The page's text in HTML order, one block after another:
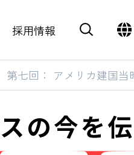
採用情報
七回： アメリカ建国当